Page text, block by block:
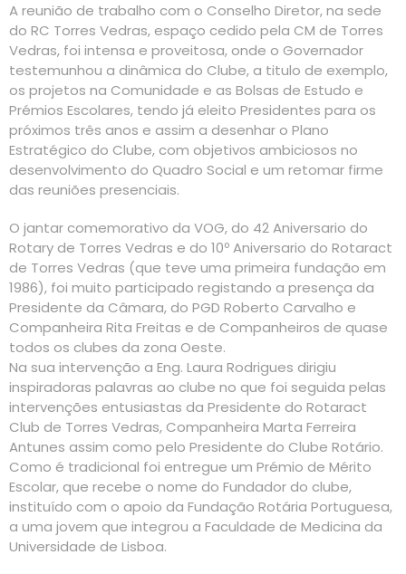
A reunião de trabalho com o Conselho Diretor, na sede
do RC Torres Vedras, espaço cedido pela CM de Torres
Vedras, foi intensa e proveitosa, onde o Governador
testemunhou a dinâmica do Clube, a titulo de exemplo,
os projetos na Comunidade e as Bolsas de Estudo e
Prémios Escolares, tendo já eleito Presidentes para os
próximos três anos e assim a desenhar o Plano
Estratégico do Clube, com objetivos ambiciosos no
desenvolvimento do Quadro Social e um retomar firme
das reuniões presenciais.
O jantar comemorativo da VOG, do 42 Aniversario do
Rotary de Torres Vedras e do 10º Aniversario do Rotaract
de Torres Vedras (que teve uma primeira fundação em
1986), foi muito participado registando a presença da
Presidente da Câmara, do PGD Roberto Carvalho e
Companheira Rita Freitas e de Companheiros de quase
todos os clubes da zona Oeste.
Na sua intervenção a Eng. Laura Rodrigues dirigiu
inspiradoras palavras ao clube no que foi seguida pelas
intervenções entusiastas da Presidente do Rotaract
Club de Torres Vedras, Companheira Marta Ferreira
Antunes assim como pelo Presidente do Clube Rotário.
Como é tradicional foi entregue um Prémio de Mérito
Escolar, que recebe o nome do Fundador do clube,
instituído com o apoio da Fundação Rotária Portuguesa,
a uma jovem que integrou a Faculdade de Medicina da
Universidade de Lisboa.